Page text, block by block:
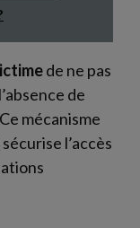
de ne pas
de
mécanisme
l’accès